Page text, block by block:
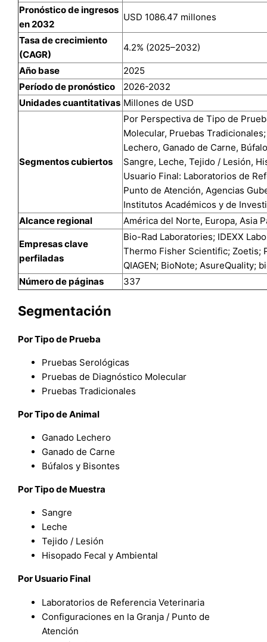
Pronóstico de ingresos
en 2032
USD 1086.47 millones
Tasa de crecimiento
(CAGR)
4.2% (2025–2032)
Año base
2025
Período de pronóstico
2026-2032
Unidades cuantitativas Millones de USD
Segmentos cubiertos
Por Perspectiva de Tipo de
Molecular, Pruebas
Lechero, Ganado de Carne,
Sangre, Leche, Tejido / Lesión,
Usuario Final: Laboratorios de
Punto de Atención, Agencias
Institutos Académicos y de
Alcance regional
América del Norte, Europa, Asia
Empresas clave
perfiladas
Bio-Rad Laboratories; IDEXX
Thermo Fisher Scientific; Zoetis;
QIAGEN; BioNote; AsureQuality;
Número de páginas
337
Segmentación
Por Tipo de Prueba
Pruebas Serológicas
Pruebas de Diagnóstico Molecular
Pruebas Tradicionales
Por Tipo de Animal
Ganado Lechero
Ganado de Carne
Búfalos y Bisontes
Por Tipo de Muestra
Sangre
Leche
Tejido / Lesión
Hisopado Fecal y Ambiental
Por Usuario Final
Laboratorios de Referencia Veterinaria
Configuraciones en la Granja / Punto de
Atención